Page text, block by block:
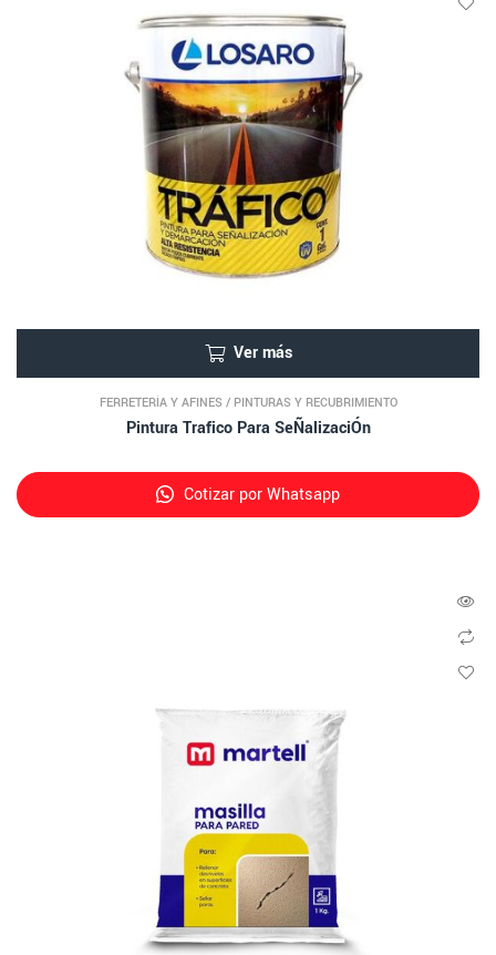
Ver más
FERRETERÍA Y AFINES / PINTURAS Y RECUBRIMIENTO
Pintura Trafico Para SeÑalizaciÓn
Cotizar por Whatsapp